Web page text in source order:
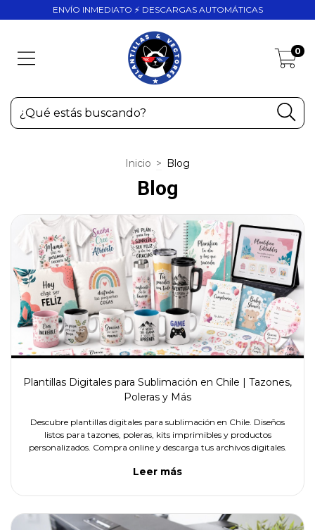
ENVÍO INMEDIATO ⚡ DESCARGAS AUTOMÁTICAS
0
Inicio > Blog
Blog
Plantillas Digitales para Sublimación en Chile | Tazones,
Poleras y Más
Descubre plantillas digitales para sublimación en Chile. Diseños
listos para tazones, poleras, kits imprimibles y productos
personalizados. Compra online y descarga tus archivos digitales.
Leer más